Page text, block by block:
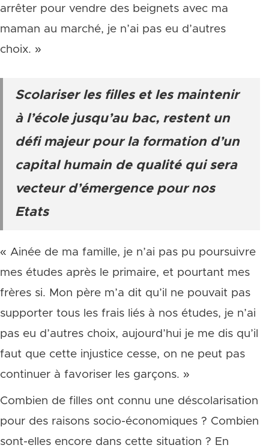
arrêter pour vendre des beignets avec ma
maman au marché, je n’ai pas eu d’autres
choix. »
Scolariser les filles et les maintenir
à l’école jusqu’au bac, restent un
défi majeur pour la formation d’un
capital humain de qualité qui sera
vecteur d’émergence pour nos
Etats
« Ainée de ma famille, je n’ai pas pu poursuivre
mes études après le primaire, et pourtant mes
frères si. Mon père m’a dit qu’il ne pouvait pas
supporter tous les frais liés à nos études, je n’ai
pas eu d’autres choix, aujourd’hui je me dis qu’il
faut que cette injustice cesse, on ne peut pas
continuer à favoriser les garçons. »
Combien de filles ont connu une déscolarisation
pour des raisons socio-économiques ? Combien
sont-elles encore dans cette situation ? En